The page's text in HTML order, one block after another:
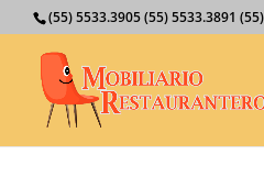
(55) 5533.3905 (55) 5533.3891